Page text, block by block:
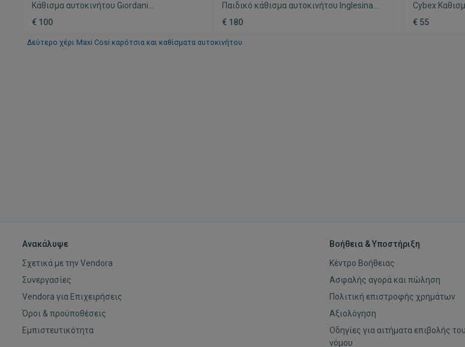
Κάθισμα αυτοκινήτου Giordani
μεταχειρισμένο, ομάδα 1-2-3, Isofix
€ 100
Παιδικό κάθισμα αυτοκινήτου Inglesina
Keplero μεταχειρισμένο 0-18 κιλά με
περιστροφή 360° και Isofix
€ 180
Cybex
M-Fix
€ 55
Δεύτερο χέρι Maxi Cosi καρότσια και καθίσματα αυτοκινήτου
Ανακάλυψε
Σχετικά με την Vendora
Συνεργασίες
Vendora για Επιχειρήσεις
Όροι & προϋποθέσεις
Εμπιστευτικότητα
Βοήθεια & Υποστήριξη
Κέντρο Βοήθειας
Ασφαλής αγορά και πώληση
Πολιτική επιστροφής χρημάτων
Αξιολόγηση
Οδηγίες για αιτήματα επιβολής του
νόμου